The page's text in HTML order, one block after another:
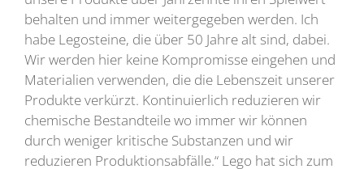
behalten und immer weitergegeben werden. Ich
habe Legosteine, die über 50 Jahre alt sind, dabei.
Wir werden hier keine Kompromisse eingehen und
Materialien verwenden, die die Lebenszeit unserer
Produkte verkürzt. Kontinuierlich reduzieren wir
chemische Bestandteile wo immer wir können
durch weniger kritische Substanzen und wir
reduzieren Produktionsabfälle.“ Lego hat sich zum